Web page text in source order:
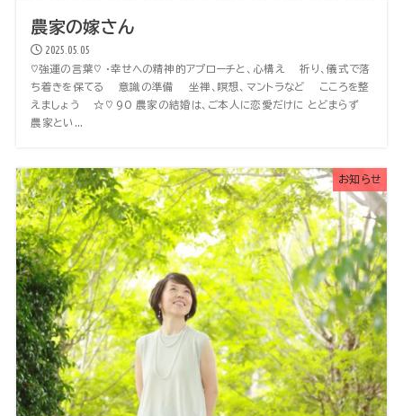
農家の嫁さん
2025.05.05
♡強運の言葉♡ ・幸せへの精神的アプローチと、心構え 祈り、儀式で落
ち着きを保てる 意識の準備 坐禅、瞑想、マントラなど こころを整
えましょう ☆♡ 90 農家の結婚は、ご本人に恋愛だけに とどまらず
農家とい...
お知らせ